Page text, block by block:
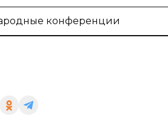
конференции